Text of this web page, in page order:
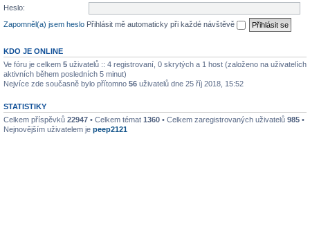
Heslo:
Zapomněl(a) jsem heslo Přihlásit mě automaticky při každé návštěvě
KDO JE ONLINE
Ve fóru je celkem 5 uživatelů :: 4 registrovaní, 0 skrytých a 1 host (založeno na uživatelích
aktivních během posledních 5 minut)
Nejvíce zde současně bylo přítomno 56 uživatelů dne 25 říj 2018, 15:52
STATISTIKY
Celkem příspěvků 22947 • Celkem témat 1360 • Celkem zaregistrovaných uživatelů 985 •
Nejnovějším uživatelem je peep2121